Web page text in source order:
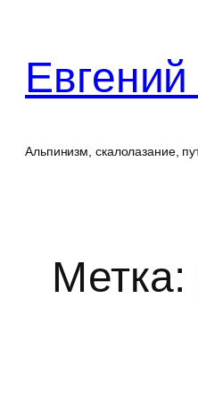
содержимому
Альпинизм, скалолазание,
Метка: